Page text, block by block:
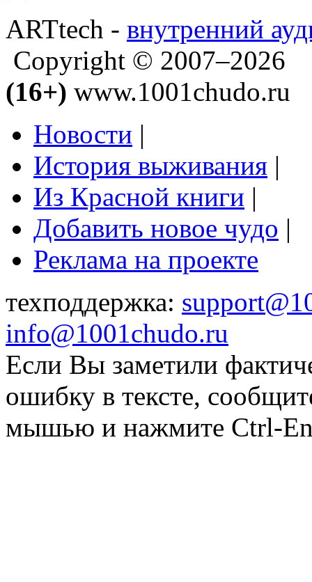
ARTtech - внутренний
Copyright © 2007–2026
(16+) www.1001chudo.ru
Новости |
История выживания |
Из Красной книги |
Добавить новое чудо |
Реклама на проекте
техподдержка:
info@1001chudo.ru
Если Вы заметили
ошибку в тексте,
мышью и нажмите Ctrl-